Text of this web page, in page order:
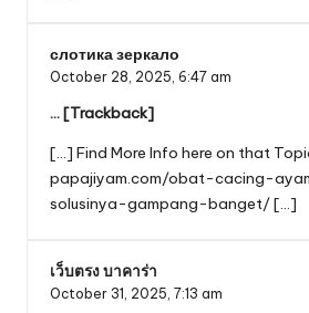
слотика зеркало
October 28, 2025, 6:47 am
… [Trackback]
[…] Find More Info here on that
papajiyam.com/obat-cacing-
solusinya-gampang-banget/ […]
เว็บตรง บาคาร่า
October 31, 2025, 7:13 am